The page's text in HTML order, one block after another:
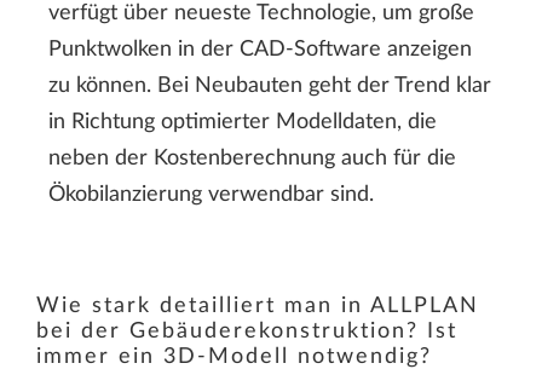
verfügt über neueste Technologie, um große
Punktwolken in der CAD-Software anzeigen
zu können. Bei Neubauten geht der Trend klar
in Richtung optimierter Modelldaten, die
neben der Kostenberechnung auch für die
Ökobilanzierung verwendbar sind.
Wie stark detailliert man in ALLPLAN
bei der Gebäuderekonstruktion? Ist
immer ein 3D-Modell notwendig?